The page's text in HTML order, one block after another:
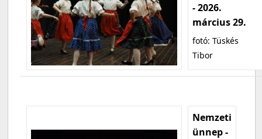
- 2026.
március 29.
fotó: Tüskés
Tibor
Nemzeti
ünnep -